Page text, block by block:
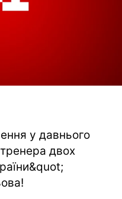
у давнього
двох